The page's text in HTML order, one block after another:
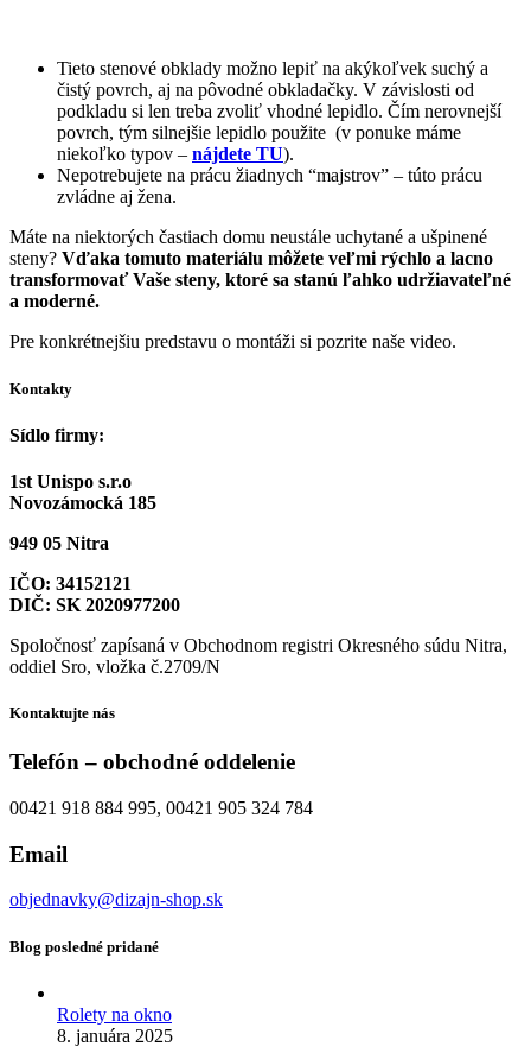
Tieto stenové obklady možno lepiť na akýkoľvek suchý a
čistý povrch, aj na pôvodné obkladačky. V závislosti od
podkladu si len treba zvoliť vhodné lepidlo. Čím nerovnejší
povrch, tým silnejšie lepidlo použite (v ponuke máme
niekoľko typov – nájdete TU).
Nepotrebujete na prácu žiadnych “majstrov” – túto prácu
zvládne aj žena.
Máte na niektorých častiach domu neustále uchytané a ušpinené
steny? Vďaka tomuto materiálu môžete veľmi rýchlo a lacno
transformovať Vaše steny, ktoré sa stanú ľahko udržiavateľné
a moderné.
Pre konkrétnejšiu predstavu o montáži si pozrite naše video.
Kontakty
Sídlo firmy:
1st Unispo s.r.o
Novozámocká 185
949 05 Nitra
IČO: 34152121
DIČ: SK 2020977200
Spoločnosť zapísaná v Obchodnom registri Okresného súdu Nitra,
oddiel Sro, vložka č.2709/N
Kontaktujte nás
Telefón – obchodné oddelenie
00421 918 884 995, 00421 905 324 784
Email
objednavky@dizajn-shop.sk
Blog posledné pridané
Rolety na okno
8. januára 2025